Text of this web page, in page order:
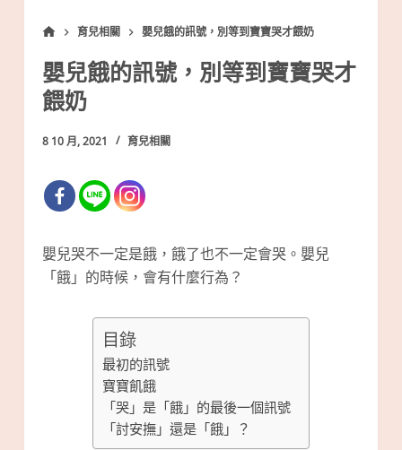
育兒相關 嬰兒餓的訊號，別等到寶寶哭才餵奶
嬰兒餓的訊號，別等到寶寶哭才
餵奶
8 10 月, 2021 育兒相關
嬰兒哭不一定是餓，餓了也不一定會哭。嬰兒
「餓」的時候，會有什麼行為？
目錄
最初的訊號
寶寶飢餓
「哭」是「餓」的最後一個訊號
「討安撫」還是「餓」？